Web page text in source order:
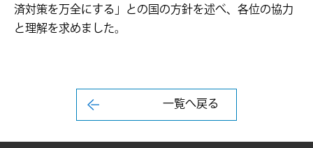
済対策を万全にする」との国の方針を述べ、各位の協力
と理解を求めました。
一覧へ戻る